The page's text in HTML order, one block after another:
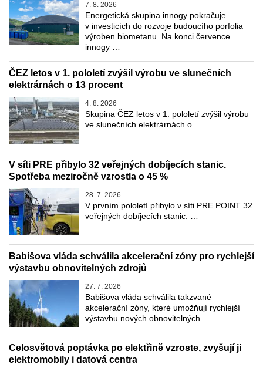
7. 8. 2026
Energetická skupina innogy pokračuje
v investicích do rozvoje budoucího porfolia
výroben biometanu. Na konci července
innogy …
ČEZ letos v 1. pololetí zvýšil výrobu ve slunečních
elektrárnách o 13 procent
4. 8. 2026
Skupina ČEZ letos v 1. pololetí zvýšil výrobu
ve slunečních elektrárnách o …
V síti PRE přibylo 32 veřejných dobíjecích stanic.
Spotřeba meziročně vzrostla o 45 %
28. 7. 2026
V prvním pololetí přibylo v síti PRE POINT 32
veřejných dobíjecích stanic. …
Babišova vláda schválila akcelerační zóny pro rychlejší
výstavbu obnovitelných zdrojů
27. 7. 2026
Babišova vláda schválila takzvané
akcelerační zóny, které umožňují rychlejší
výstavbu nových obnovitelných …
Celosvětová poptávka po elektřině vzroste, zvyšují ji
elektromobily i datová centra